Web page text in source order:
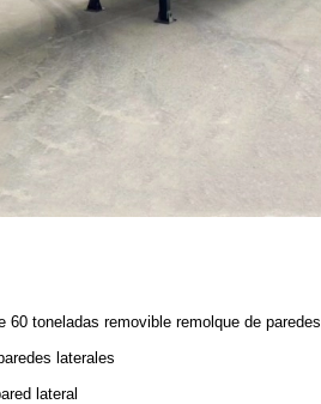
60 toneladas removible remolque de paredes
laterales
lateral